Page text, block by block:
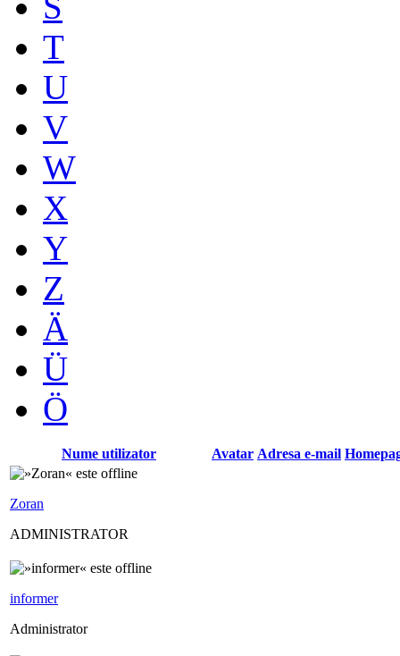
T
U
V
W
X
Y
Z
Ä
Ü
Ö
Nume utilizator Avatar Adresa e-mail
Zoran
ADMINISTRATOR
informer
Administrator